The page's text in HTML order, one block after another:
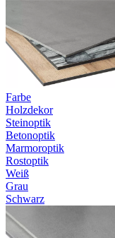
Farbe
Holzdekor
Steinoptik
Betonoptik
Marmoroptik
Rostoptik
Weiß
Grau
Schwarz